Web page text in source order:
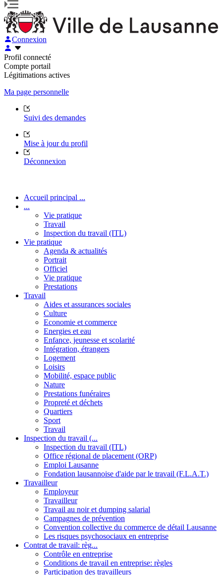
Connexion
Profil connecté
Compte portail
Légitimations actives
Ma page personnelle
Suivi des demandes
Mise à jour du profil
Déconnexion
Accueil principal ...
...
Vie pratique
Travail
Inspection du travail (ITL)
Vie pratique
Agenda & actualités
Portrait
Officiel
Vie pratique
Prestations
Travail
Aides et assurances sociales
Culture
Economie et commerce
Energies et eau
Enfance, jeunesse et scolarité
Intégration, étrangers
Logement
Loisirs
Mobilité, espace public
Nature
Prestations funéraires
Propreté et déchets
Quartiers
Sport
Travail
Inspection du travail (...
Inspection du travail (ITL)
Office régional de placement (ORP)
Emploi Lausanne
Fondation lausannoise d'aide par le travail (F.L.A.T.)
Travailleur
Employeur
Travailleur
Travail au noir et dumping salarial
Campagnes de prévention
Convention collective du commerce de détail Lausanne
Les risques psychosociaux en entreprise
Contrat de travail: règ...
Contrôle en entreprise
Conditions de travail en entreprise: règles
Participation des travailleurs